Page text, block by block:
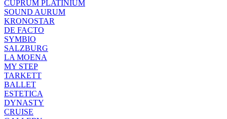
CUPRUM PLATINIUM
SOUND AURUM
KRONOSTAR
DE FACTO
SYMBIO
SALZBURG
LA MOENA
MY STEP
TARKETT
BALLET
ESTETICA
DYNASTY
CRUISE